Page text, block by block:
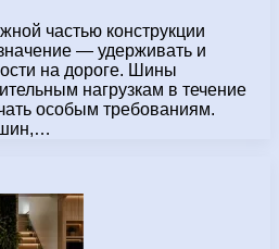
частью конструкции
— удерживать и
на дороге. Шины
нагрузкам в течение
особым требованиям.
шин,…